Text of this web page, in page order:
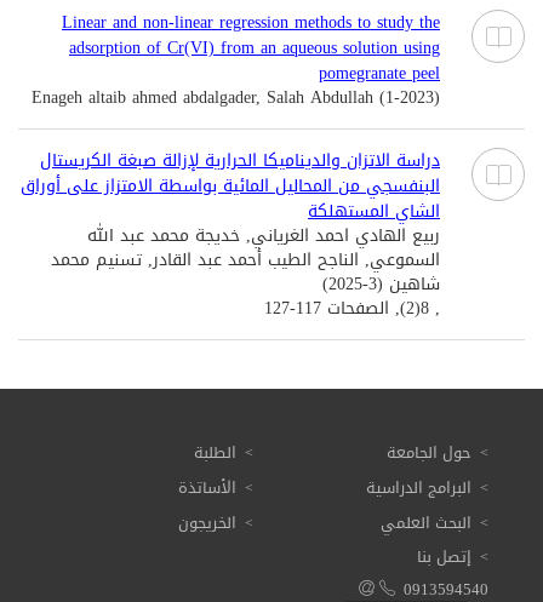
Linear and non-linear regression methods to study the
adsorption of Cr(VI) from an aqueous solution using
pomegranate peel
Enageh altaib ahmed abdalgader, Salah Abdullah (1-2023)
دراسة الاتزان والديناميكا الحرارية لإزالة صبغة الكريستال
البنفسجي من المحاليل المائية بواسطة الامتزاز على أوراق
الشاي المستهلكة
ربيع الهادي احمد الغرياني, خديجة محمد عبد الله
السموعي, الناجح الطيب أحمد عبد القادر, تسنيم محمد
شاهين (3-2025)
, 8(2), الصفحات 117-127
حول الجامعة
البرامج الدراسية
البحث العلمي
الطلبة
الأساتذة
الخريجون
إتصل بنا
0913594540